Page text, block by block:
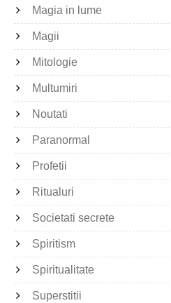
Magia in lume
Magii
Mitologie
Multumiri
Noutati
Paranormal
Profetii
Ritualuri
Societati secrete
Spiritism
Spiritualitate
Superstitii